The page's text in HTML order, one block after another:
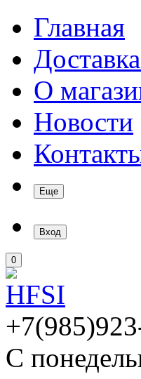
Главная
О
Новости
Еще
Вход
0
С